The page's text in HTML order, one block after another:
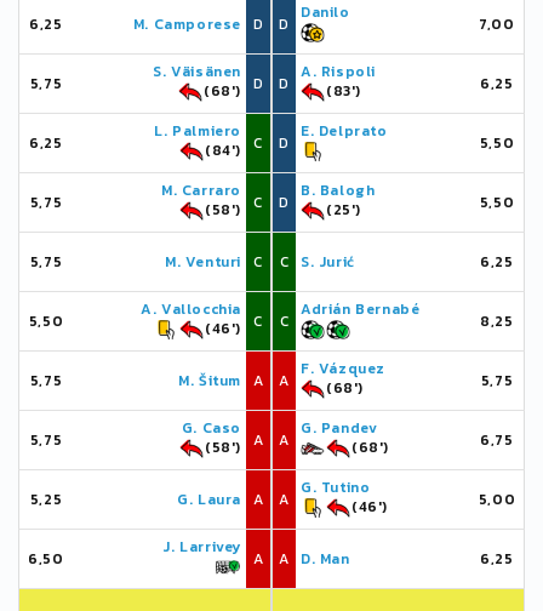
6,25 M. Camporese D
5,75
S. Väisänen
(68')
D
6,25
L. Palmiero
(84')
C
5,75
M. Carraro
(58')
C
5,75 M. Venturi C
5,50
A. Vallocchia
(46')
C
5,75 M. Šitum A
5,75
G. Caso
(58')
A
5,25 G. Laura A
6,50
J. Larrivey
A
D
Danilo
7,00
D
A. Rispoli
(83')
6,25
D
E. Delprato
5,50
D
B. Balogh
(25')
5,50
C S. Jurić 6,25
C
Adrián Bernabé
8,25
A
F. Vázquez
(68')
5,75
A
G. Pandev
(68')
6,75
A
G. Tutino
(46')
5,00
A D. Man 6,25